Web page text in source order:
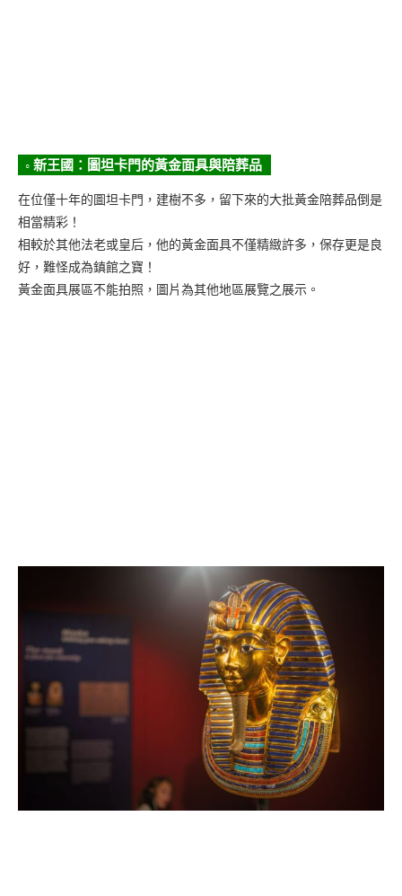
◦ 新王國：圖坦卡門的黃金面具與陪葬品
在位僅十年的圖坦卡門，建樹不多，留下來的大批黃金陪葬品倒是
相當精彩！
相較於其他法老或皇后，他的黃金面具不僅精緻許多，保存更是良
好，難怪成為鎮館之寶！
黃金面具展區不能拍照，圖片為其他地區展覽之展示。